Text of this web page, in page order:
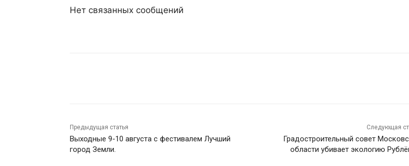
Нет связанных сообщений
Предыдущая статья
Выходные 9-10 августа с фестивалем Лучший
город Земли.
Следующая
Градостроительный совет
области убивает экологию